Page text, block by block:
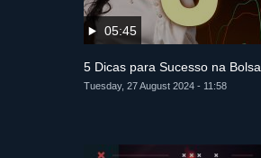
05:45
5 Dicas para Sucesso na Bolsa
Tuesday, 27 August 2024 - 11:58